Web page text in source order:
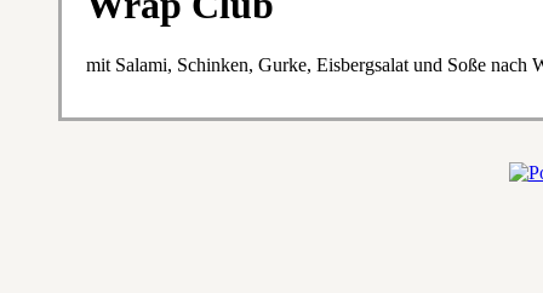
mit Salami, Schinken, Gurke, Eisbergsalat und Soße nach